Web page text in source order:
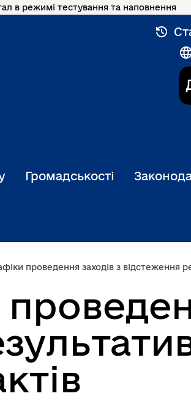
в режимі тестування та наповнення
Громадськості
заходів з відстеження результативності регуляторних